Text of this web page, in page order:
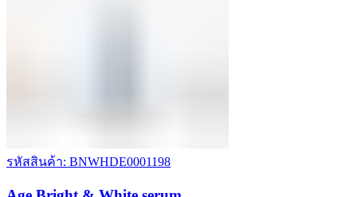
รหัสสินค้า: BNWHDE0001198